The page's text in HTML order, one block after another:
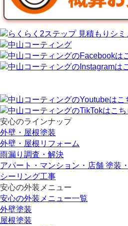
安心のラインナップ
外壁・屋根塗装
外壁・屋根リフォーム
雨漏り調査・解決
アパート・マンション・店舗 塗装
シーリング工事
安心の外装メニュー
安心の外装メニュー一覧
外壁塗装
屋根塗装